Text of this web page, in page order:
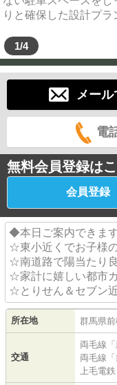
1/4
メール
電
無料会員登録は
会員登録
◆本日ご案内できま
☆東小近くでお子様
☆南道路で陽当たり
☆家計に嬉しい都市
☆とりせん＆セブン
所在地 群馬県
交通
両毛線 「
両毛線 「
上毛電鉄